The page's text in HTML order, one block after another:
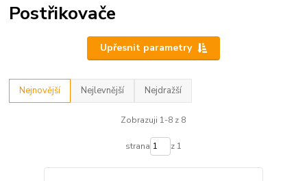
Postřikovače
Upřesnit parametry
Nejnovější Nejlevnější Nejdražší
Zobrazuji 1-8 z 8
strana z 1